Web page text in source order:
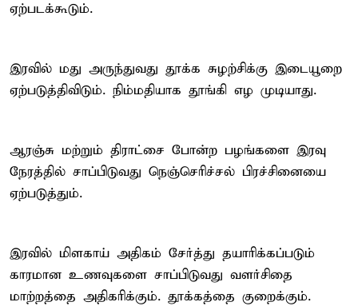
ஏற்படக்கூடும்.
இரவில் மது அருந்துவது தூக்க சுழற்சிக்கு இடையூறை
ஏற்படுத்திவிடும். நிம்மதியாக தூங்கி எழ முடியாது.
ஆரஞ்சு மற்றும் திராட்சை போன்ற பழங்களை இரவு
நேரத்தில் சாப்பிடுவது நெஞ்செரிச்சல் பிரச்சினையை
ஏற்படுத்தும்.
இரவில் மிளகாய் அதிகம் சேர்த்து தயாரிக்கப்படும்
காரமான உணவுகளை சாப்பிடுவது வளர்சிதை
மாற்றத்தை அதிகரிக்கும். தூக்கத்தை குறைக்கும்.